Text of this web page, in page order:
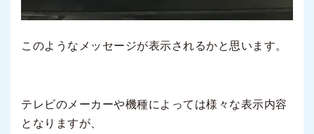
このようなメッセージが表示されるかと思います。
テレビのメーカーや機種によっては様々な表示内容
となりますが、